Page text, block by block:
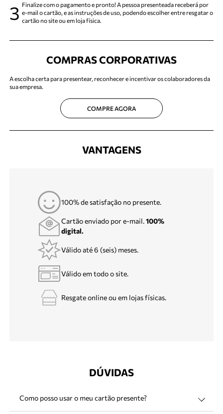
3 Finalize com o pagamento e pronto! A pessoa presenteada receberá por
e-mail o cartão, e as instruções de uso, podendo escolher entre resgatar o
cartão no site ou em loja física.
COMPRAS CORPORATIVAS
A escolha certa para presentear, reconhecer e incentivar os colaboradores da
sua empresa.
COMPRE AGORA
VANTAGENS
100% de satisfação no presente.
Cartão enviado por e-mail.100%
digital.
Válido até 6 (seis) meses.
Válido em todo o site.
Resgate online ou em lojas físicas.
DÚVIDAS
Como posso usar o meu cartão presente?